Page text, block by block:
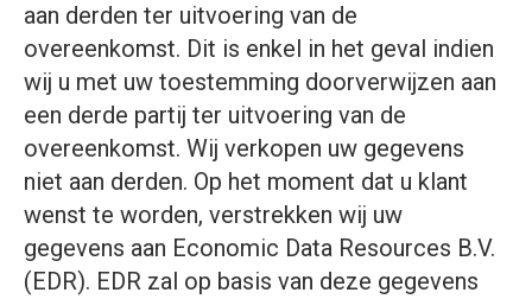
aan derden ter uitvoering van de
overeenkomst. Dit is enkel in het geval indien
wij u met uw toestemming doorverwijzen aan
een derde partij ter uitvoering van de
overeenkomst. Wij verkopen uw gegevens
niet aan derden. Op het moment dat u klant
wenst te worden, verstrekken wij uw
gegevens aan Economic Data Resources B.V.
(EDR). EDR zal op basis van deze gegevens